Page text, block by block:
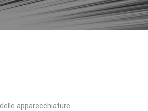
apparecchiature